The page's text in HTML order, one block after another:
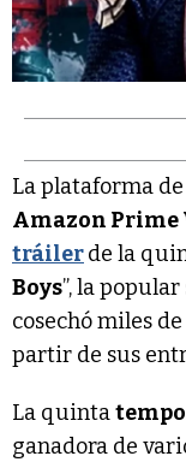
La plataforma
Amazon Prime
tráilerde la
Boys”, la
cosechó miles
partir de sus
La quinta
ganadora de